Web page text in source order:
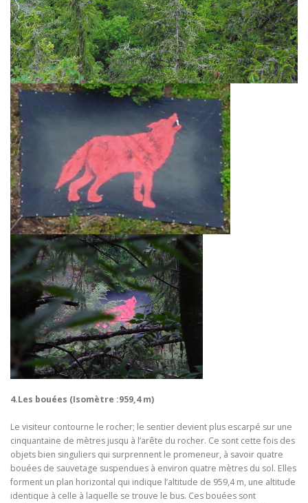
4.Les bouées (Isomètre :959,4 m)
Le visiteur contourne le rocher; le sentier devient plus escarpé sur une
cinquantaine de mètres jusqu à l’arête du rocher. Ce sont cette fois des
objets bien singuliers qui surprennent le promeneur, à savoir quatre
bouées de sauvetage suspendues à environ quatre mètres du sol. Elles
forment un plan horizontal qui indique l’altitude de 959,4 m, une altitude
identique à celle à laquelle se trouve le bus. Ces bouées sont